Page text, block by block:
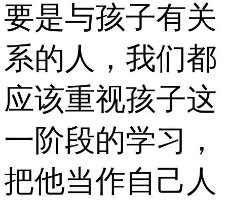
要是与孩子有关
系的人，我们都
应该重视孩子这
一阶段的学习，
把他当作自己人